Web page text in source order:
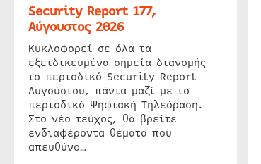
Security Report 177,
Αύγουστος 2026
Κυκλοφορεί σε όλα τα
εξειδικευμένα σημεία διανομής
το περιοδικό Security Report
Αυγούστου, πάντα μαζί με το
περιοδικό Ψηφιακή Τηλεόραση.
Στο νέο τεύχος, θα βρείτε
ενδιαφέροντα θέματα που
απευθύνο…